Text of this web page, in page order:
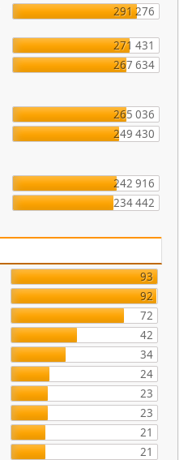
291 276
271 431
267 634
265 036
249 430
242 916
234 442
93
92
72
42
34
24
23
23
21
21